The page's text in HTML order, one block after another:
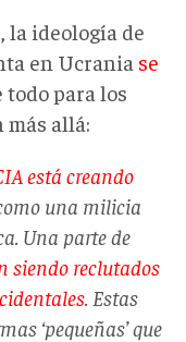
la ideología de
en Ucrania se
todo para los
más allá:
está creando
como una milicia
Una parte de
siendo reclutados
. Estas
‘pequeñas’ que